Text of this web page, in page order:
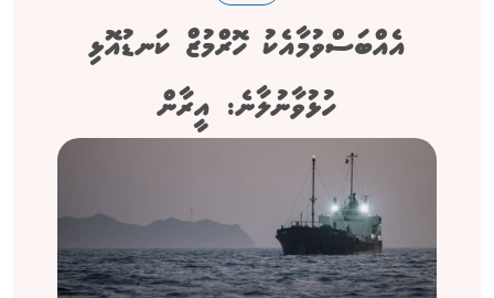
އެއްބަސްވުމާއެކު ހޮރްމުޒް ކަނޑުއޮޅި
ހުޅުވާނުލާނެ: އީރާން